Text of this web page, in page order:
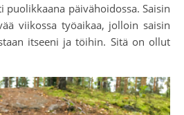
päivähoidossa. Saisin
viikossa työaikaa, jolloin saisin
itseeni ja töihin. Sitä on ollut